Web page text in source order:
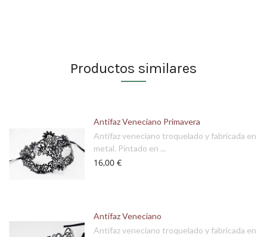
Productos similares
Antifaz Veneciano Primavera
Antifaz veneciano troquelado y fabricada en
metal. Pintado en ...
16,00 €
Antifaz Veneciano
Antifaz veneciano troquelado y fabricada en